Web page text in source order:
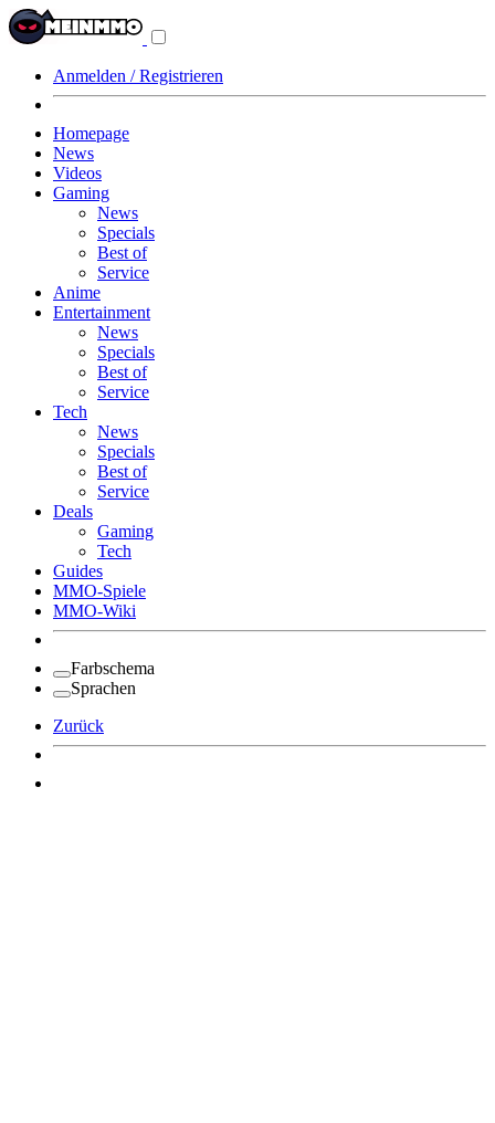
Anmelden / Registrieren
Homepage
News
Videos
Gaming
News
Specials
Best of
Service
Anime
Entertainment
News
Specials
Best of
Service
Tech
News
Specials
Best of
Service
Deals
Gaming
Tech
Guides
MMO-Spiele
MMO-Wiki
Farbschema
Sprachen
Zurück